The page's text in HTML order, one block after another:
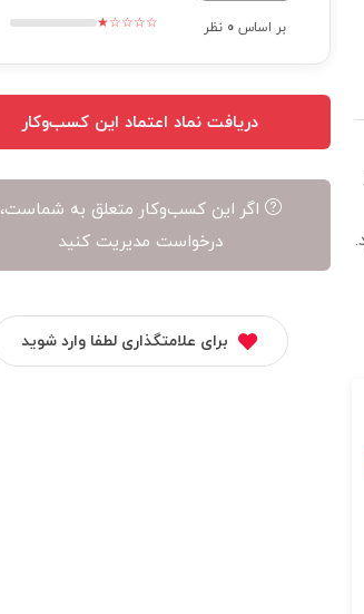
بر اساس0 نظر ★☆☆☆☆
دریافت نماد اعتماد این کسب‌وکار
اگر این کسب‌وکار متعلق به شماست،
درخواست مدیریت کنید
برای علامتگذاری لطفا وارد شوید